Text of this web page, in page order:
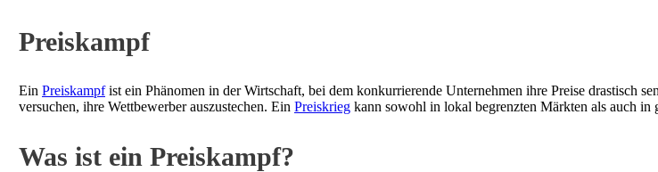
Preiskampf
Ein Preiskampfist ein Phänomen in der Wirtschaft, bei dem konkurrierende Unternehmen ihre Preise drastisch
versuchen, ihre Wettbewerber auszustechen. Ein Preiskrieg kann sowohl in lokal begrenzten Märkten als auch in
Was ist ein Preiskampf?